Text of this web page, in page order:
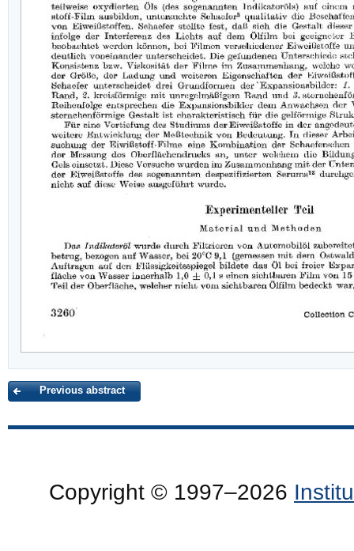
Previous abstract
Copyright © 1997–2026